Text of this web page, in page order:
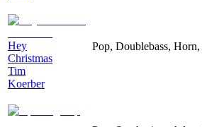
Hey
Christmas
Tim
Koerber
Pop, Doublebass,